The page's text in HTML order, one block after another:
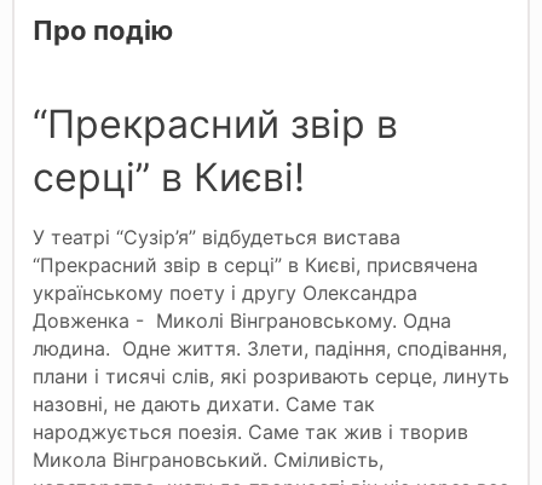
Про подію
“Прекрасний звір в
серці” в Києві!
У театрі “Сузір’я” відбудеться вистава
“Прекрасний звір в серці” в Києві, присвячена
українському поету і другу Олександра
Довженка - Миколі Вінграновському. Одна
людина. Одне життя. Злети, падіння, сподівання,
плани і тисячі слів, які розривають серце, линуть
назовні, не дають дихати. Саме так
народжується поезія. Саме так жив і творив
Микола Вінграновський. Сміливість,